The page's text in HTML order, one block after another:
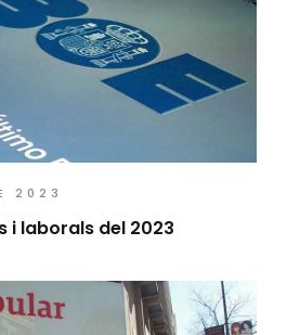
2023
i laborals del 2023